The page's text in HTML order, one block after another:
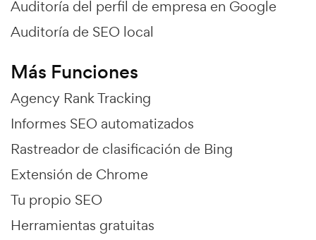
Auditoría del perfil de empresa en Google
Auditoría de SEO local
Más Funciones
Agency Rank Tracking
Informes SEO automatizados
Rastreador de clasificación de Bing
Extensión de Chrome
Tu propio SEO
Herramientas gratuitas